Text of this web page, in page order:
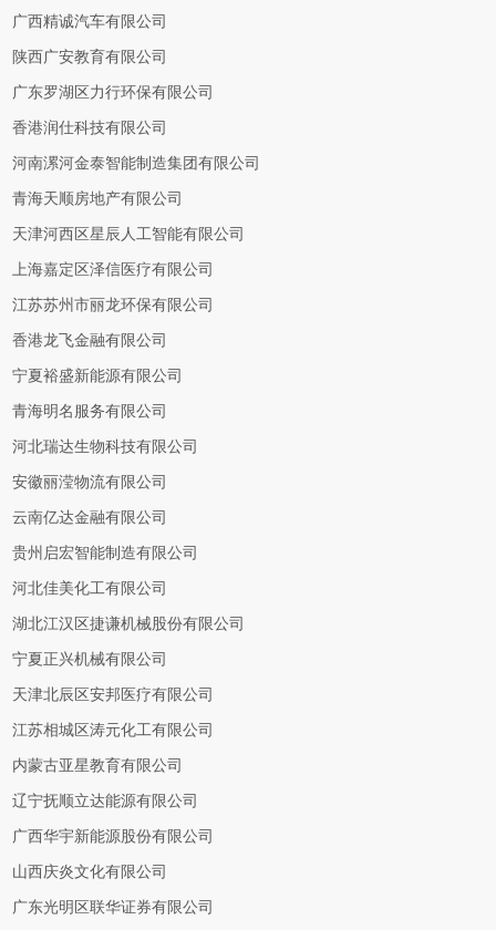
广西精诚汽车有限公司
陕西广安教育有限公司
广东罗湖区力行环保有限公司
香港润仕科技有限公司
河南漯河金泰智能制造集团有限公司
青海天顺房地产有限公司
天津河西区星辰人工智能有限公司
上海嘉定区泽信医疗有限公司
江苏苏州市丽龙环保有限公司
香港龙飞金融有限公司
宁夏裕盛新能源有限公司
青海明名服务有限公司
河北瑞达生物科技有限公司
安徽丽滢物流有限公司
云南亿达金融有限公司
贵州启宏智能制造有限公司
河北佳美化工有限公司
湖北江汉区捷谦机械股份有限公司
宁夏正兴机械有限公司
天津北辰区安邦医疗有限公司
江苏相城区涛元化工有限公司
内蒙古亚星教育有限公司
辽宁抚顺立达能源有限公司
广西华宇新能源股份有限公司
山西庆炎文化有限公司
广东光明区联华证券有限公司